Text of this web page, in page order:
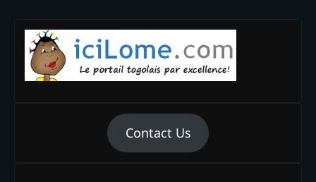
Contact Us